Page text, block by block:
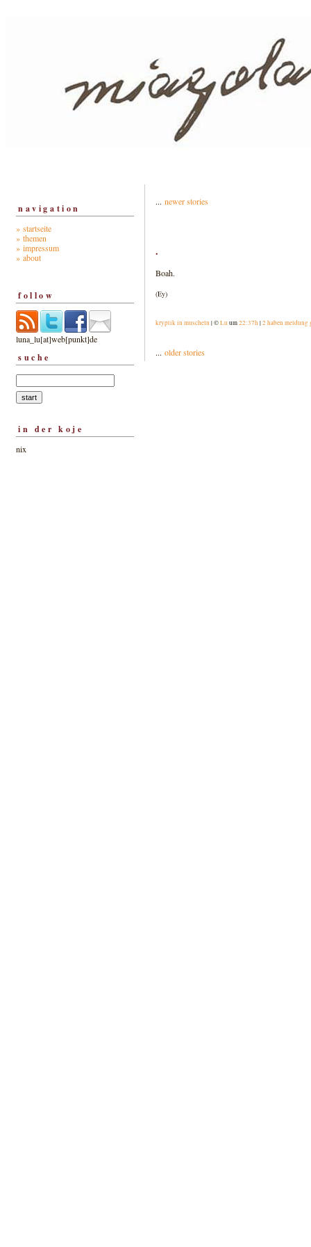
navigation
» startseite
» themen
» impressum
» about
follow
luna_lu[at]web[punkt]de
suche
in der koje
nix
... newer stories
.
Boah.
(Ey)
kryptik in muscheln | ©Lu um22:37h |2 haben meldung
... older stories